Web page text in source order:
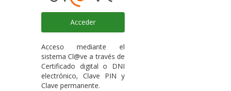
Acceder
Acceso mediante el
sistema Cl@ve a través de
Certificado digital o DNI
electrónico, Clave PIN y
Clave permanente.